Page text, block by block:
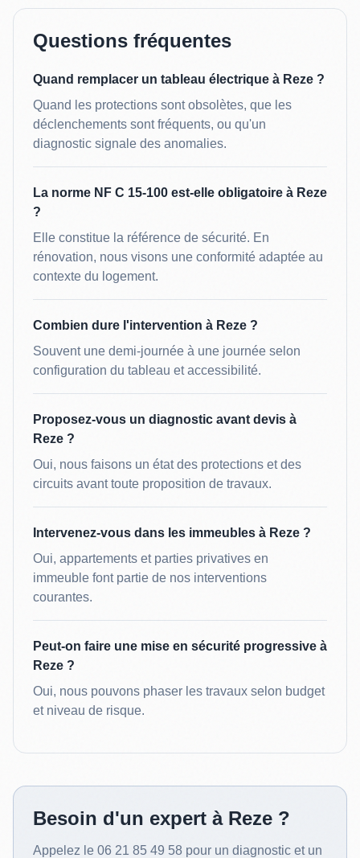
Questions fréquentes
Quand remplacer un tableau électrique à Reze ?
Quand les protections sont obsolètes, que les
déclenchements sont fréquents, ou qu'un
diagnostic signale des anomalies.
La norme NF C 15-100 est-elle obligatoire à Reze
?
Elle constitue la référence de sécurité. En
rénovation, nous visons une conformité adaptée au
contexte du logement.
Combien dure l'intervention à Reze ?
Souvent une demi-journée à une journée selon
configuration du tableau et accessibilité.
Proposez-vous un diagnostic avant devis à
Reze ?
Oui, nous faisons un état des protections et des
circuits avant toute proposition de travaux.
Intervenez-vous dans les immeubles à Reze ?
Oui, appartements et parties privatives en
immeuble font partie de nos interventions
courantes.
Peut-on faire une mise en sécurité progressive à
Reze ?
Oui, nous pouvons phaser les travaux selon budget
et niveau de risque.
Besoin d'un expert à Reze ?
Appelez le 06 21 85 49 58 pour un diagnostic et un